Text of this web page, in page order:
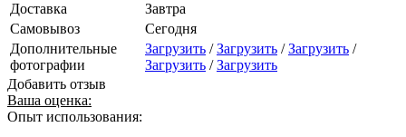
Доставка
Завтра
Самовывоз
Сегодня
Дополнительные
фотографии
Загрузить /Загрузить /Загрузить /
Загрузить /Загрузить
Добавить отзыв
Ваша оценка:
Опыт использования: